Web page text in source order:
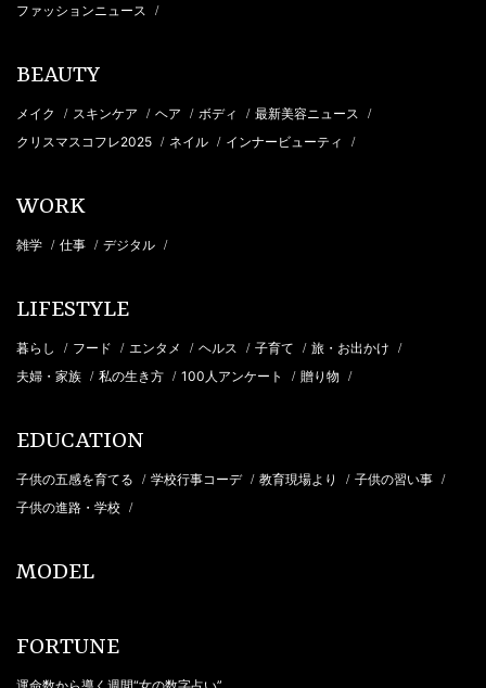
ファッションニュース /
BEAUTY
メイク / スキンケア / ヘア / ボディ / 最新美容ニュース /
クリスマスコフレ2025 / ネイル / インナービューティ /
WORK
雑学 / 仕事 / デジタル /
LIFESTYLE
暮らし / フード / エンタメ / ヘルス / 子育て / 旅・お出かけ /
夫婦・家族 / 私の生き方 / 100人アンケート / 贈り物 /
EDUCATION
子供の五感を育てる / 学校行事コーデ / 教育現場より / 子供の習い事 /
子供の進路・学校 /
MODEL
FORTUNE